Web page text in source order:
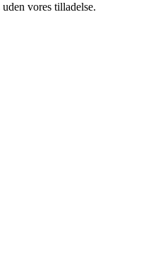
vores tilladelse.